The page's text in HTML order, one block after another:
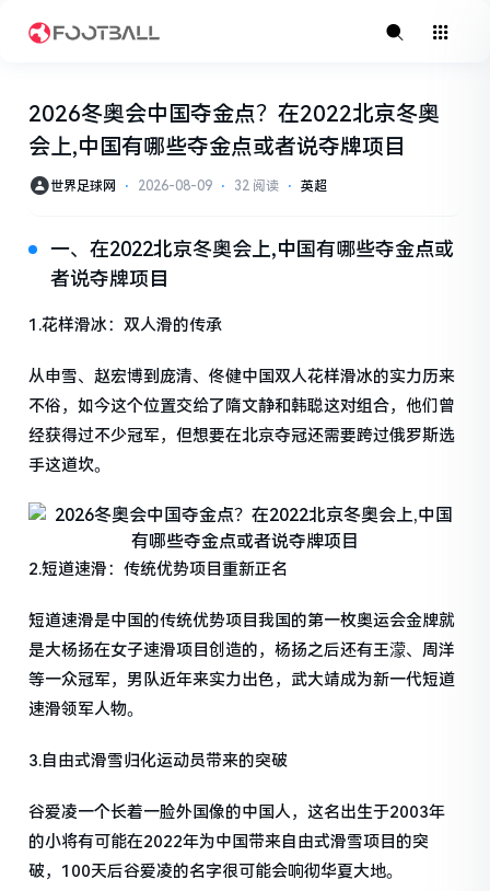
2026冬奥会中国夺金点？在2022北京冬奥
会上,中国有哪些夺金点或者说夺牌项目
世界足球网 ⋅ 2026-08-09 ⋅ 32 阅读 ⋅ 英超
一、在2022北京冬奥会上,中国有哪些夺金点或
者说夺牌项目
1.花样滑冰：双人滑的传承
从申雪、赵宏博到庞清、佟健中国双人花样滑冰的实力历来
不俗，如今这个位置交给了隋文静和韩聪这对组合，他们曾
经获得过不少冠军，但想要在北京夺冠还需要跨过俄罗斯选
手这道坎。
2.短道速滑：传统优势项目重新正名
短道速滑是中国的传统优势项目我国的第一枚奥运会金牌就
是大杨扬在女子速滑项目创造的，杨扬之后还有王濛、周洋
等一众冠军，男队近年来实力出色，武大靖成为新一代短道
速滑领军人物。
3.自由式滑雪归化运动员带来的突破
谷爱凌一个长着一脸外国像的中国人，这名出生于2003年
的小将有可能在2022年为中国带来自由式滑雪项目的突
破，100天后谷爱凌的名字很可能会响彻华夏大地。